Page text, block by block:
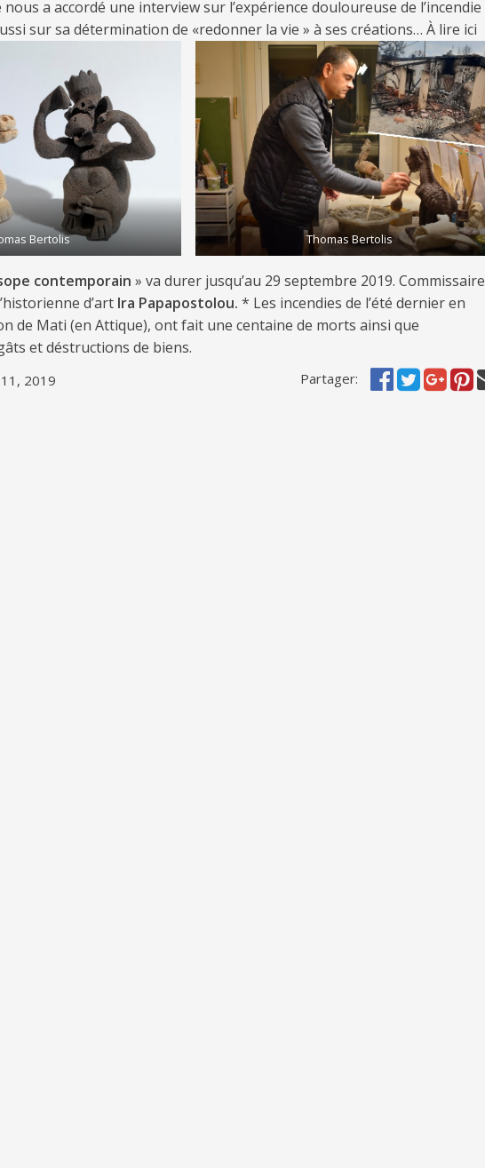
nous a accordé une interview sur l’expérience douloureuse de l’incendie
sur sa détermination de «redonner la vie » à ses créations… À lire ici
Bertolis Thomas Bertolis
contemporain » va durer jusqu’au 29 septembre 2019. Commissaire
d’art Ira Papapostolou. * Les incendies de l’été dernier en
de Mati (en Attique), ont fait une centaine de morts ainsi que
et déstructions de biens.
2019 Partager: